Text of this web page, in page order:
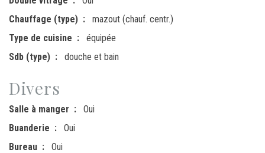
Chauffage (type)
mazout (chauf. centr.)
Type de cuisine
équipée
Sdb (type)
douche et bain
Divers
Salle à manger
Oui
Buanderie
Oui
Bureau
Oui